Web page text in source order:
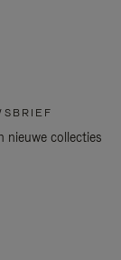
nieuwe collecties